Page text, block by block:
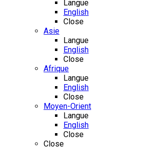
Langue
English
Close
Asie
Langue
English
Close
Afrique
Langue
English
Close
Moyen-Orient
Langue
English
Close
Close